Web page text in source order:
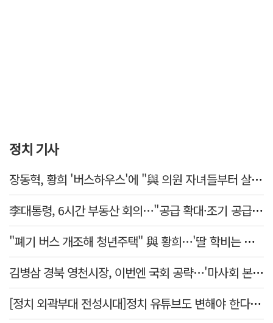
정치 기사
장동혁, 황희 '버스하우스'에 "與 의원 자녀들부터 살아보면 어떨까?"
李대통령, 6시간 부동산 회의…"공급 확대·조기 공급 과감히 실천"
"폐기 버스 개조해 청년주택" 與 황희…'딸 학비는 年 4200만원'
김병삼 경북 영천시장, 이번엔 국회 공략…'마사회 본사 이전·광역교통망 확충' 요청
[정치 외곽부대 전성시대]정치 유튜브도 변해야 한다 "화합과 존중"